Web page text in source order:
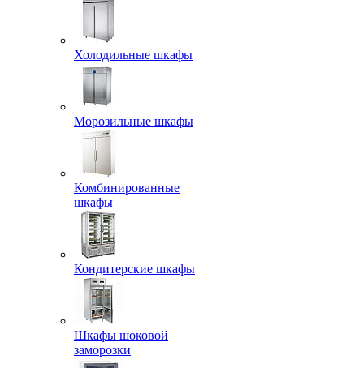
Холодильные шкафы
Морозильные шкафы
Комбинированные
шкафы
Кондитерские шкафы
Шкафы шоковой
заморозки